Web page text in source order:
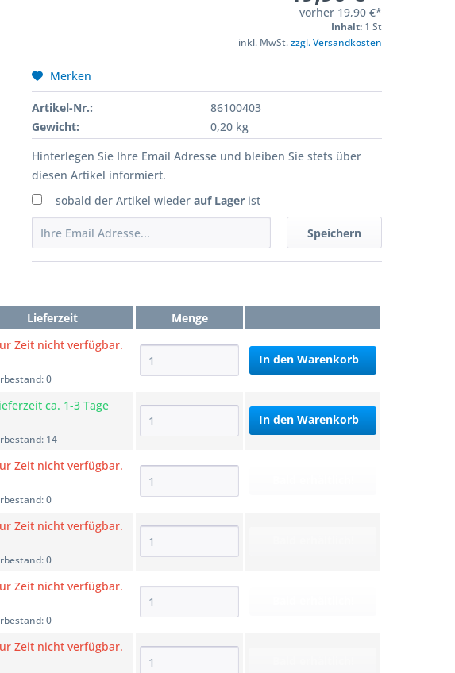
vorher 19,90 €*
Inhalt: 1 St
inkl. MwSt.zzgl. Versandkosten
Merken
Artikel-Nr.:
86100403
Gewicht:
0,20 kg
Hinterlegen Sie Ihre Email Adresse und bleiben Sie stets über
diesen Artikel informiert.
sobald der Artikel wiederauf Lager ist
Speichern
Lieferzeit Menge
Zeit nicht verfügbar.
0
In den Warenkorb
ca. 1-3 Tage
14
In den Warenkorb
Zeit nicht verfügbar.
0
Zeit nicht verfügbar.
0
Zeit nicht verfügbar.
0
Zeit nicht verfügbar.